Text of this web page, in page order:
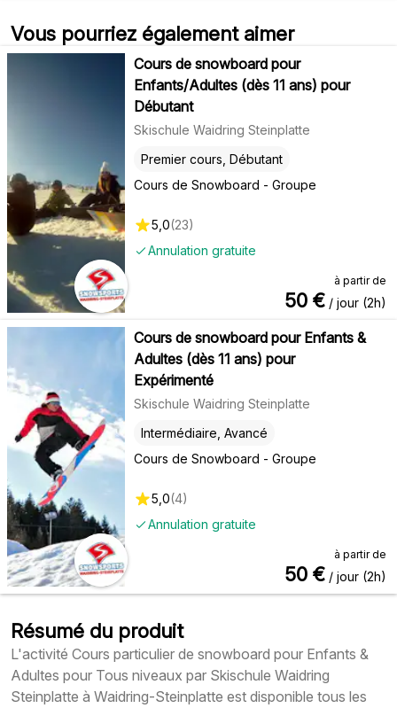
Vous pourriez également aimer
Cours de snowboard pour
Enfants/Adultes (dès 11 ans) pour
Débutant
Skischule Waidring Steinplatte
Cours de Snowboard - Groupe
Premier cours, Débutant
Annulation gratuite
5,0(23)
à partir de
50 € / jour (2h)
Cours de snowboard pour Enfants &
Adultes (dès 11 ans) pour
Expérimenté
Skischule Waidring Steinplatte
Cours de Snowboard - Groupe
Intermédiaire, Avancé
Annulation gratuite
5,0(4)
à partir de
50 € / jour (2h)
Résumé du produit
L'activité Cours particulier de snowboard pour Enfants &
Adultes pour Tous niveaux par Skischule Waidring
Steinplatte à Waidring-Steinplatte est disponible tous les